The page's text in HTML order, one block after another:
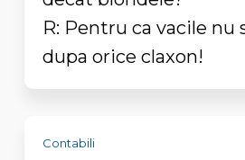
R: Pentru ca vacile nu
dupa orice claxon!
Contabili